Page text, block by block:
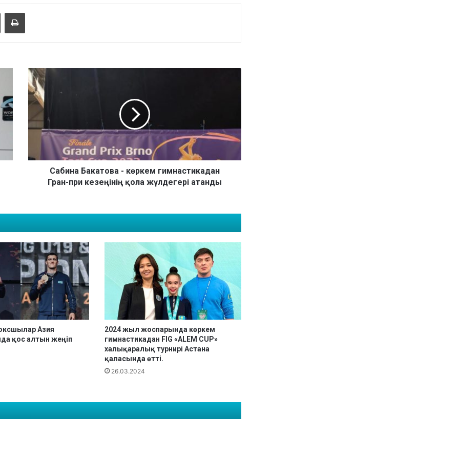
С
а
б
и
а
к
а
к
ө
р
к
е
м
г
и
м
н
а
а
Сабина Бакатова - көркем гимнастикадан
Гран-при кезеңінің қола жүлдегері атанды
Азия
қос алтын жеңіп
2024 жыл жоспарында көркем
гимнастикадан FIG «ALEM CUP»
халықаралық турнирі Астана
қаласында өтті.
26.03.2024